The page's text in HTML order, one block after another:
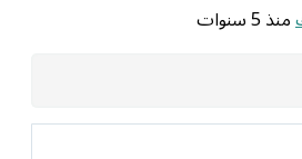
منذ 5 سنوات